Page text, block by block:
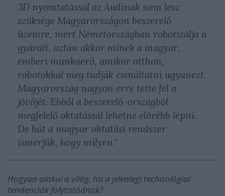
3D nyomtatással az Audinak nem lesz
szüksége Magyarországon beszerelő
üzemre, mert Németországban robotizálja a
gyárait, aztán akkor minek a magyar,
emberi munkaerő, amikor otthon,
robotokkal meg tudják csináltatni ugyanezt.
Magyarország nagyon erre tette fel a
jövőjét. Ebből a beszerelő-országból
megfelelő oktatással lehetne előrébb lépni.
De hát a magyar oktatási rendszer
ismerjük, hogy milyen."
Hogyan alakul a világ, ha a jelenlegi technológiai
tendenciák folytatódnak?